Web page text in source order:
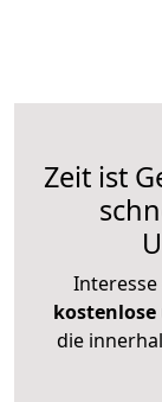
Zeit ist
Interesse
die